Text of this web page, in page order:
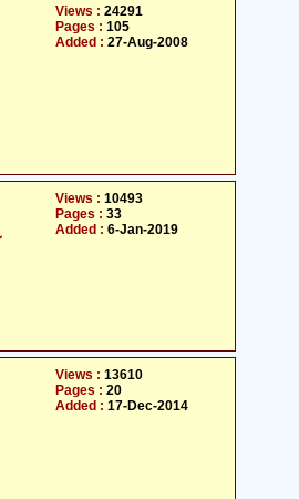
Views : 24291
Pages : 105
Added : 27-Aug-2008
Views : 10493
Pages : 33
Added : 6-Jan-2019
Views : 13610
Pages : 20
Added : 17-Dec-2014